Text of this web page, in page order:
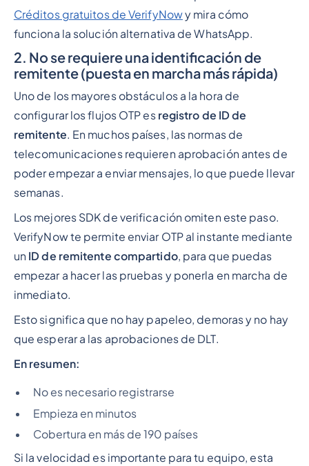
Créditos gratuitos de VerifyNowy mira cómo
funciona la solución alternativa de WhatsApp.
2. No se requiere una identificación de
remitente (puesta en marcha más rápida)
Uno de los mayores obstáculos a la hora de
configurar los flujos OTP es registro de ID de
remitente. En muchos países, las normas de
telecomunicaciones requieren aprobación antes de
poder empezar a enviar mensajes, lo que puede llevar
semanas.
Los mejores SDK de verificación omiten este paso.
VerifyNow te permite enviar OTP al instante mediante
un ID de remitente compartido, para que puedas
empezar a hacer las pruebas y ponerla en marcha de
inmediato.
Esto significa que no hay papeleo, demoras y no hay
que esperar a las aprobaciones de DLT.
En resumen:
No es necesario registrarse
Empieza en minutos
Cobertura en más de 190 países
Si la velocidad es importante para tu equipo, esta